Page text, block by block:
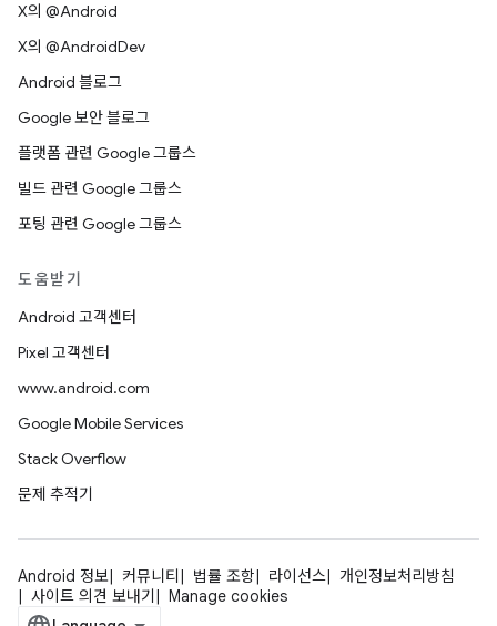
X의 @Android
X의 @AndroidDev
Android 블로그
Google 보안 블로그
플랫폼 관련 Google 그룹스
빌드 관련 Google 그룹스
포팅 관련 Google 그룹스
도움받기
Android 고객센터
Pixel 고객센터
www.android.com
Google Mobile Services
Stack Overflow
문제 추적기
Android 정보 커뮤니티 법률 조항 라이선스
개인정보처리방침
사이트 의견 보내기
Manage cookies